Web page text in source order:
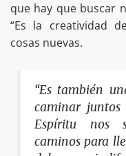
que hay que buscar
“Es la creatividad
cosas nuevas.
“Es también
caminar
Espíritu nos
caminos para